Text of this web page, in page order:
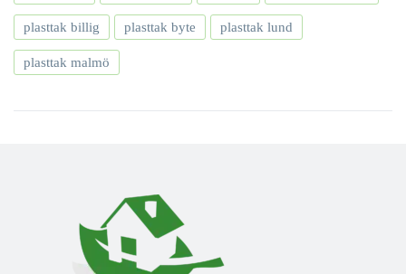
plasttak billig plasttak byte plasttak lund
plasttak malmö